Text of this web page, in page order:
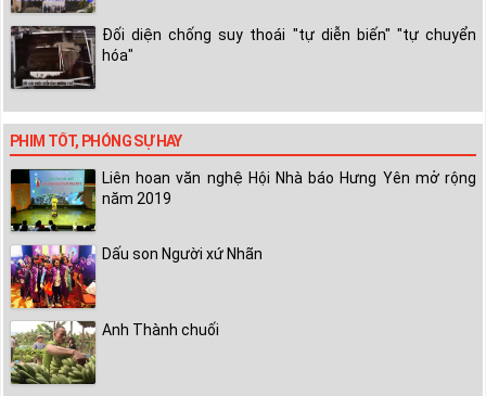
Đối diện chống suy thoái "tự diễn biến" "tự chuyển
hóa"
PHIM TỐT, PHÓNG SỰ HAY
Liên hoan văn nghệ Hội Nhà báo Hưng Yên mở rộng
năm 2019
Dấu son Người xứ Nhãn
Anh Thành chuối